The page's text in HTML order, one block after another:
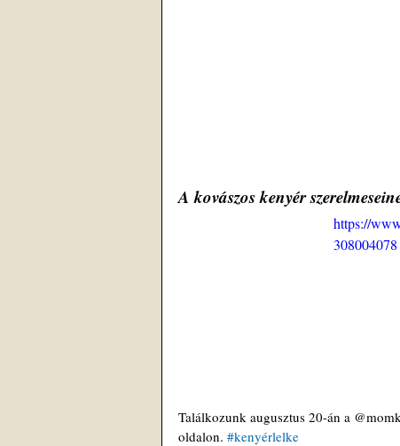
A kovászos kenyér
https://
308004078
Találkozunk augusztus 20-án a
oldalon. #kenyérlelke